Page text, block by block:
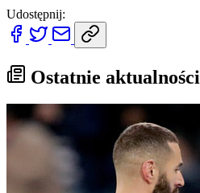
Udostępnij:
Ostatnie aktualności